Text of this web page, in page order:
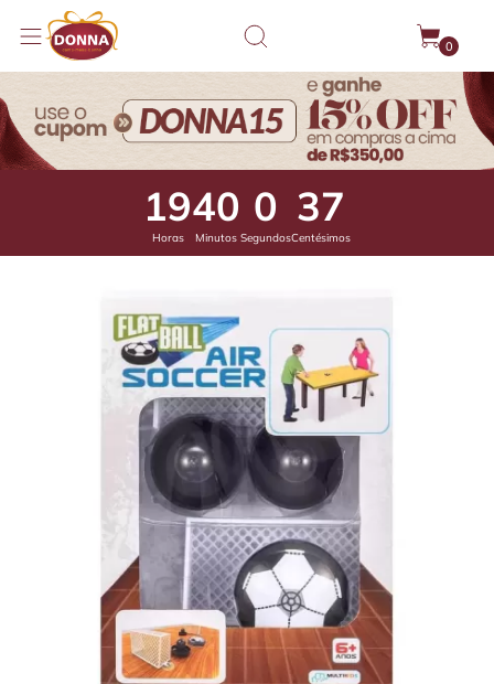
0
19
Horas
39
Minutos
59
Segundos
98
Centésimos